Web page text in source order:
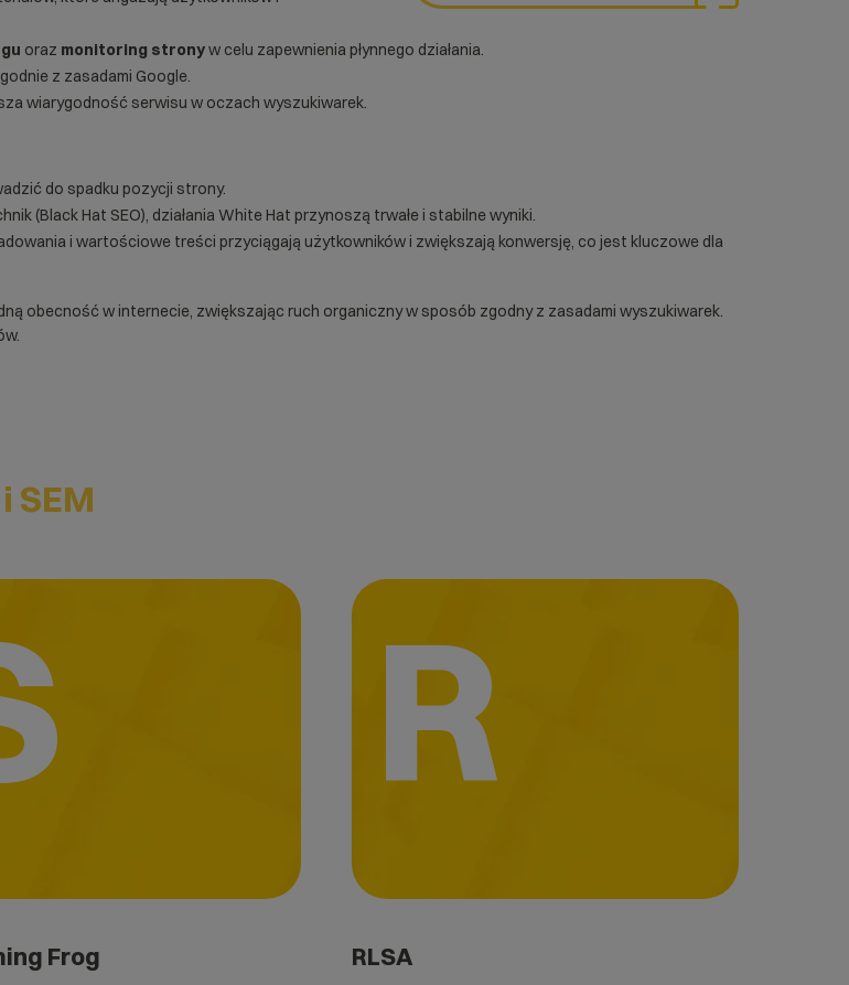
oraz monitoring stronyw celu zapewnienia płynnego działania.
z zasadami Google.
wiarygodność serwisu w oczach wyszukiwarek.
do spadku pozycji strony.
(Black Hat SEO), działania White Hat przynoszą trwałe i stabilne wyniki.
i wartościowe treści przyciągają użytkowników i zwiększają konwersję, co jest kluczowe dla
obecność w internecie, zwiększając ruch organiczny w sposób zgodny z zasadami wyszukiwarek.
SEM
Frog
R
RLSA